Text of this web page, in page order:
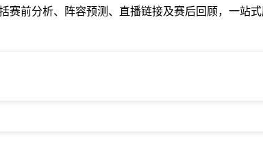
赛前分析、阵容预测、直播链接及赛后回顾，一站